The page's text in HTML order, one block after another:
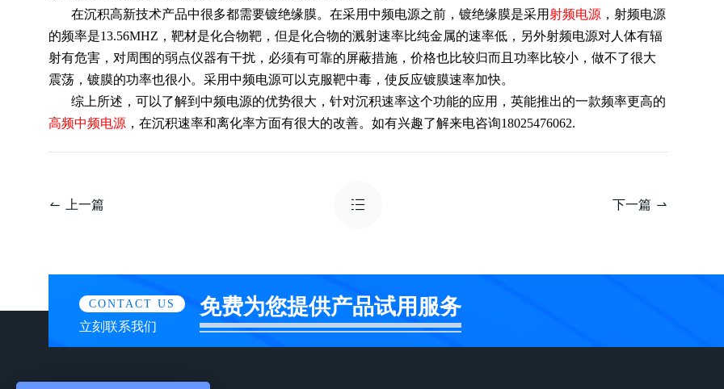
在沉积高新技术产品中很多都需要镀绝缘膜。在采用中频电源之前，镀绝缘膜是采用射频电源 ，射频电源
的频率是13.56MHZ，靶材是化合物靶，但是化合物的溅射速率比纯金属的速率低，另外射频电源对人体有辐
射有危害，对周围的弱点仪器有干扰，必须有可靠的屏蔽措施，价格也比较归而且功率比较小，做不了很大
震荡，镀膜的功率也很小。采用中频电源可以克服靶中毒，使反应镀膜速率加快。
综上所述，可以了解到中频电源的优势很大，针对沉积速率这个功能的应用，英能推出的一款频率更高的
高频中频电源 ，在沉积速率和离化率方面有很大的改善。如有兴趣了解来电咨询18025476062.
上一篇 下一篇
CONTACT US
立刻联系我们
免费为您提供产品试用服务